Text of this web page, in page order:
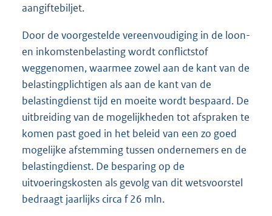
aangiftebiljet.
Door de voorgestelde vereenvoudiging in de loon-
en inkomstenbelasting wordt conflictstof
weggenomen, waarmee zowel aan de kant van de
belastingplichtigen als aan de kant van de
belastingdienst tijd en moeite wordt bespaard. De
uitbreiding van de mogelijkheden tot afspraken te
komen past goed in het beleid van een zo goed
mogelijke afstemming tussen ondernemers en de
belastingdienst. De besparing op de
uitvoeringskosten als gevolg van dit wetsvoorstel
bedraagt jaarlijks circa f 26 mln.